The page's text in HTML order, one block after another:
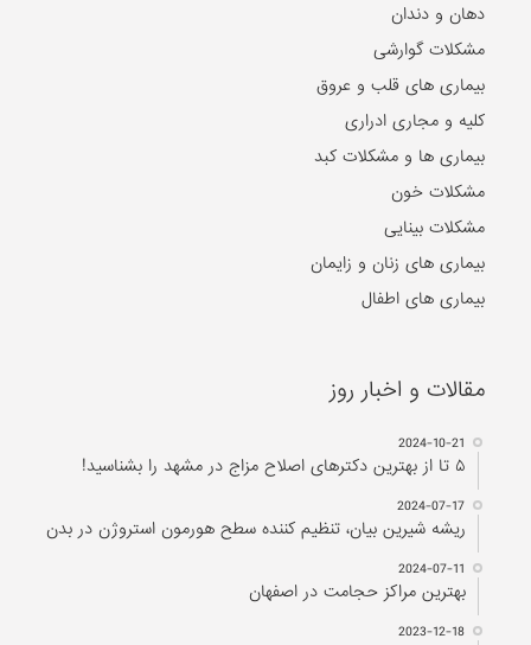
دهان و دندان
مشکلات گوارشی
بیماری های قلب و عروق
کلیه و مجاری ادراری
بیماری ها و مشکلات کبد
مشکلات خون
مشکلات بینایی
بیماری های زنان و زایمان
بیماری های اطفال
مقالات و اخبار روز
2024-10-21
۵ تا از بهترین دکتر‌های اصلاح مزاج در مشهد را بشناسید!
2024-07-17
ریشه شیرین بیان، تنظیم کننده سطح هورمون استروژن در بدن
2024-07-11
بهترین مراکز حجامت در اصفهان
2023-12-18